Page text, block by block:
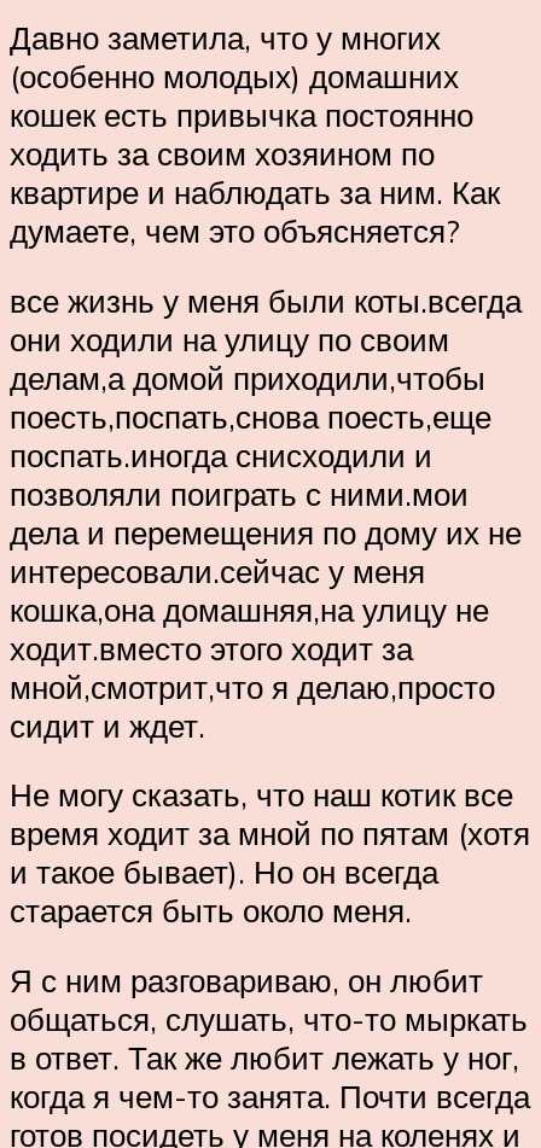
Давно заметила, что у многих
(особенно молодых) домашних
кошек есть привычка постоянно
ходить за своим хозяином по
квартире и наблюдать за ним. Как
думаете, чем это объясняется?
все жизнь у меня были коты.всегда
они ходили на улицу по своим
делам,а домой приходили,чтобы
поесть,поспать,снова поесть,еще
поспать.иногда снисходили и
позволяли поиграть с ними.мои
дела и перемещения по дому их не
интересовали.сейчас у меня
кошка,она домашняя,на улицу не
ходит.вместо этого ходит за
мной,смотрит,что я делаю,просто
сидит и ждет.
Не могу сказать, что наш котик все
время ходит за мной по пятам (хотя
и такое бывает). Но он всегда
старается быть около меня.
Я с ним разговариваю, он любит
общаться, слушать, что-то мыркать
в ответ. Так же любит лежать у ног,
когда я чем-то занята. Почти всегда
готов посидеть у меня на коленях и